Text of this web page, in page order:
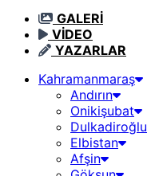
GALERİ
VİDEO
YAZARLAR
Kahramanmaraş
Andırın
Onikişubat
Dulkadiroğlu
Elbistan
Afşin